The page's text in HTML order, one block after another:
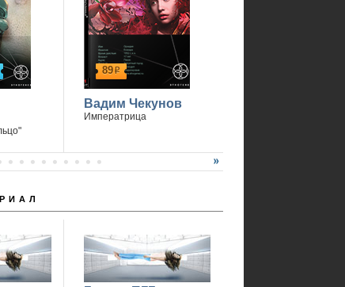
89р
Вадим Чекунов
Императрица